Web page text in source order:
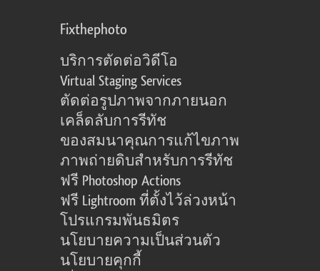
Fixthephoto
บริการตัดต่อวิดีโอ
Virtual Staging Services
ตัดต่อรูปภาพจากภายนอก
เคล็ดลับการรีทัช
ของสมนาคุณการแก้ไขภาพ
ภาพถ่ายดิบสำหรับการรีทัช
ฟรี Photoshop Actions
ฟรี Lightroom ที่ตั้งไว้ล่วงหน้า
โปรแกรมพันธมิตร
นโยบายความเป็นส่วนตัว
นโยบายคุกกี้